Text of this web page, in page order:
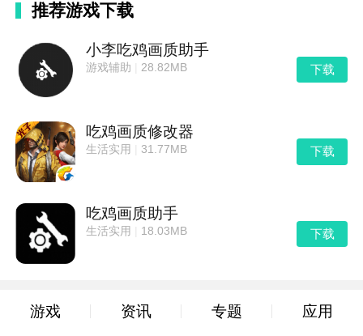
推荐游戏下载
小李吃鸡画质助手
游戏辅助 28.82MB 下载
吃鸡画质修改器
生活实用 31.77MB 下载
吃鸡画质助手
生活实用 18.03MB 下载
游戏 资讯 专题 应用